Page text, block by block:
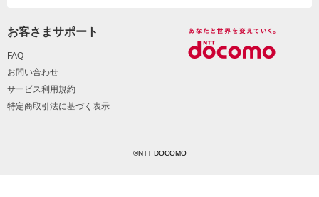
お客さまサポート
FAQ
お問い合わせ
サービス利用規約
特定商取引法に基づく表示
©NTT DOCOMO